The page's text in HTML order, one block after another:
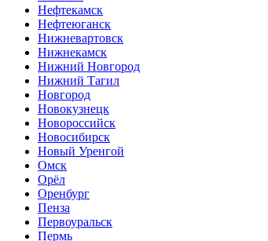
Нефтекамск
Нефтеюганск
Нижневартовск
Нижнекамск
Нижний Новгород
Нижний Тагил
Новгород
Новокузнецк
Новороссийск
Новосибирск
Новый Уренгой
Омск
Орёл
Оренбург
Пенза
Первоуральск
Пермь